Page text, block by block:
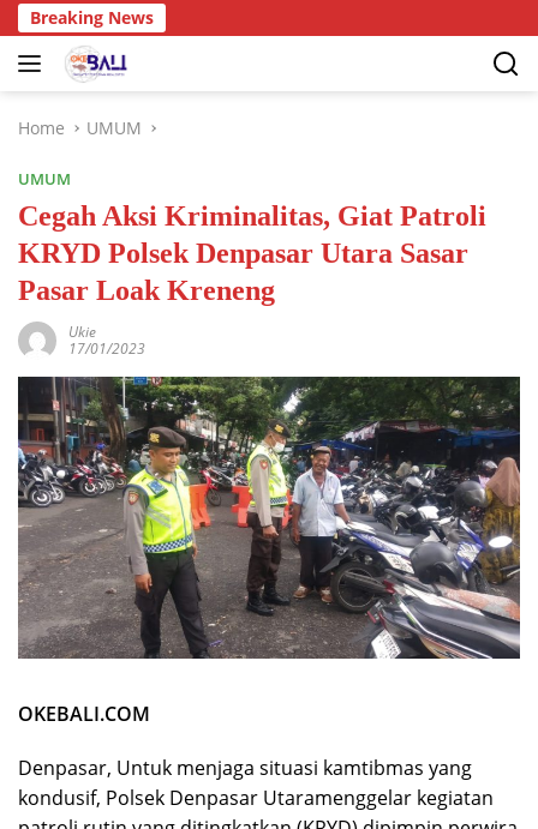
Breaking News
Home UMUM
UMUM
Cegah Aksi Kriminalitas, Giat Patroli
KRYD Polsek Denpasar Utara Sasar
Pasar Loak Kreneng
Ukie
17/01/2023
OKEBALI.COM
Denpasar, Untuk menjaga situasi kamtibmas yang
kondusif, Polsek Denpasar Utaramenggelar kegiatan